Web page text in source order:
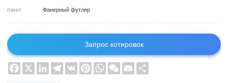
пакет
Фанерный футляр
Запрос котировок
Facebook
X LinkedInTelegram
VK PinterestWhatsApp
WeChat
Email